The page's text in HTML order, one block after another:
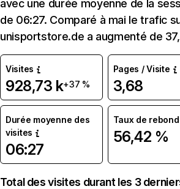
avec une durée moyenne de la
de 06:27. Comparé à mai le trafic
unisportstore.de a augmenté de
Visites
928,73 k+37 %
Pages / Visite
3,68
Durée moyenne des
visites
06:27
Taux de rebond
56,42 %
Total des visites durant les 3